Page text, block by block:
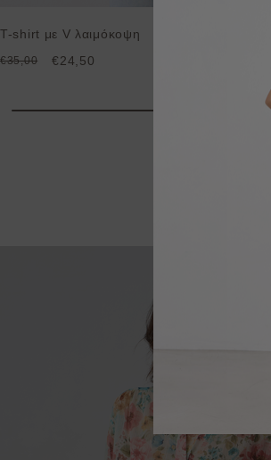
T-shirt με V λαιμόκοψη
€35,00 €24,50